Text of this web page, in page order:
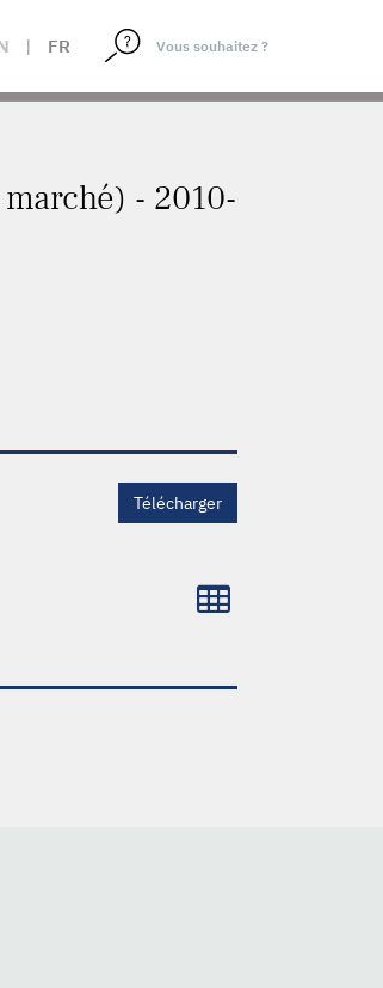
| FR
- 2010-
Télécharger